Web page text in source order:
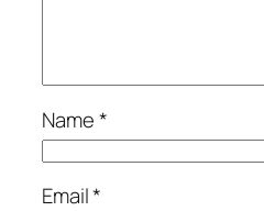
Name*
Email*